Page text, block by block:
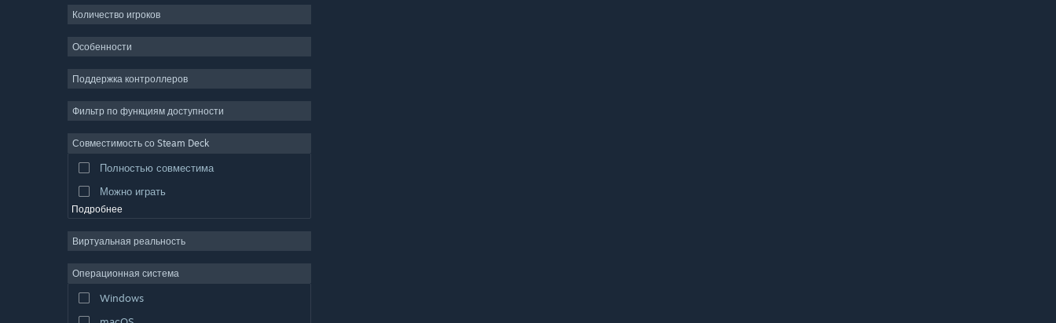
Симулятор
Видеопродакшн
Обработка фото
Количество игроков
Особенности
Поддержка контроллеров
Фильтр по функциям доступности
Совместимость со Steam Deck
Полностью совместима
Можно играть
Подробнее
Виртуальная реальность
Операционная система
Windows